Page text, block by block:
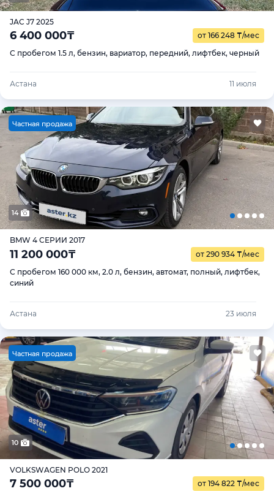
JAC J7 2025
6 400 000₸ от 166 248 ₸/мес
С пробегом 1.5 л, бензин, вариатор, передний, лифтбек, черный
Астана 11 июля
Частная продажа
14
BMW 4 СЕРИИ 2017
11 200 000₸ от 290 934 ₸/мес
С пробегом 160 000 км, 2.0 л, бензин, автомат, полный, лифтбек,
синий
Астана 23 июля
Частная продажа
10
VOLKSWAGEN POLO 2021
7 500 000₸ от 194 822 ₸/мес